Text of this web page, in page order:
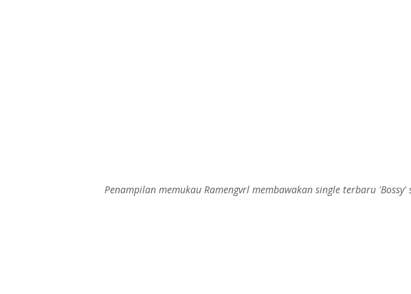
Penampilan memukau Ramengvrl membawakan single terbaru